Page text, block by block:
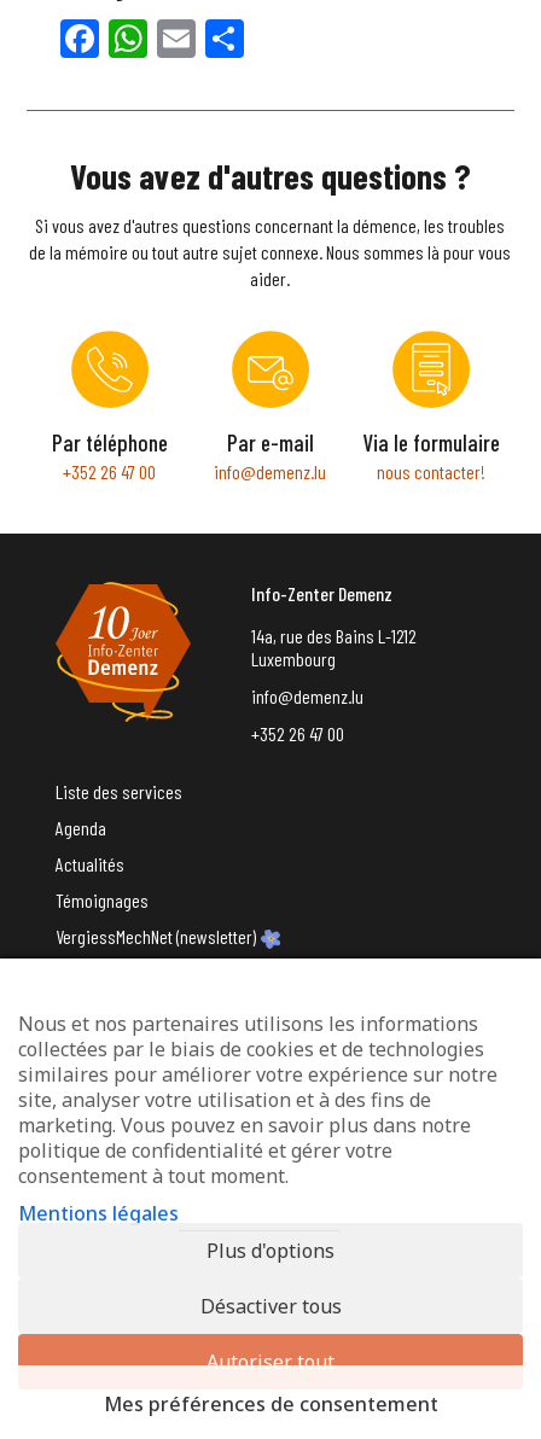
Facebook
WhatsApp
Email
Vous avez d'autres questions ?
Si vous avez d'autres questions concernant la démence, les troubles
de la mémoire ou tout autre sujet connexe. Nous sommes là pour vous
aider.
Par téléphone
+352 26 47 00
Par e-mail
info@demenz.lu
Via le formulaire
nous contacter!
Info-Zenter Demenz
14a, rue des Bains L-1212
Luxembourg
info@demenz.lu
+352 26 47 00
Liste des services
Agenda
Actualités
Témoignages
VergiessMechNet (newsletter)
Avec le soutien du
Mentions légales
Protection des données
Déclaration d’accessibilité
Nous et nos partenaires utilisons les informations
collectées par le biais de cookies et de technologies
similaires pour améliorer votre expérience sur notre
site, analyser votre utilisation et à des fins de
marketing. Vous pouvez en savoir plus dans notre
politique de confidentialité et gérer votre
consentement à tout moment.
Mentions légales
Plus d'options
Désactiver tous
Autoriser tout
Mes préférences de consentement